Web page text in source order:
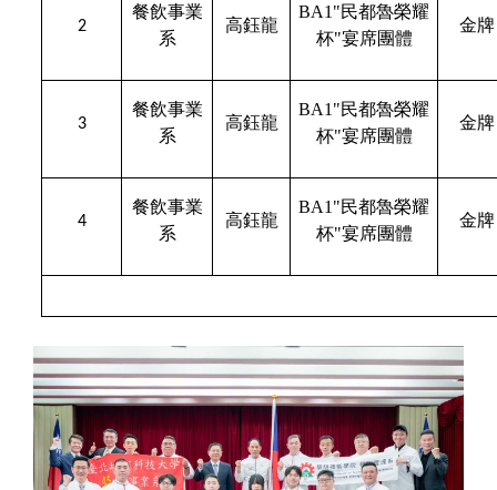
2
餐飲事業
系
高鈺龍
BA1"民都魯榮耀
杯"宴席團體
金牌
3
餐飲事業
系
高鈺龍
BA1"民都魯榮耀
杯"宴席團體
金牌
4
餐飲事業
系
高鈺龍
BA1"民都魯榮耀
杯"宴席團體
金牌